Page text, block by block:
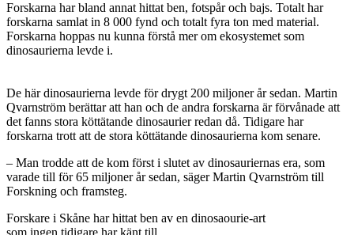
Forskarna har bland annat hittat ben, fotspår och bajs. Totalt har
forskarna samlat in 8 000 fynd och totalt fyra ton med material.
Forskarna hoppas nu kunna förstå mer om ekosystemet som
dinosaurierna levde i.
De här dinosaurierna levde för drygt 200 miljoner år sedan. Martin
Qvarnström berättar att han och de andra forskarna är förvånade att
det fanns stora köttätande dinosaurier redan då. Tidigare har
forskarna trott att de stora köttätande dinosaurierna kom senare.
– Man trodde att de kom först i slutet av dinosauriernas era, som
varade till för 65 miljoner år sedan, säger Martin Qvarnström till
Forskning och framsteg.
Forskare i Skåne har hittat ben av en dinosaourie-art